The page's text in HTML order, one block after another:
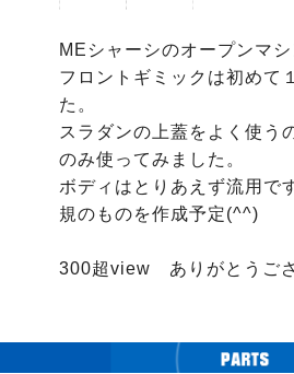
MEシャーシのオープンマシ
フロントギミックは初めて
た。
スラダンの上蓋をよく使う
のみ使ってみました。
ボディはとりあえず流用で
規のものを作成予定(^^)
300超view　ありがとうご